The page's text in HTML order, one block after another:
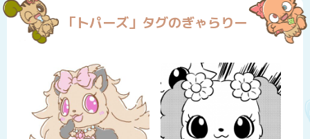
「トパーズ」タグのぎゃらりー